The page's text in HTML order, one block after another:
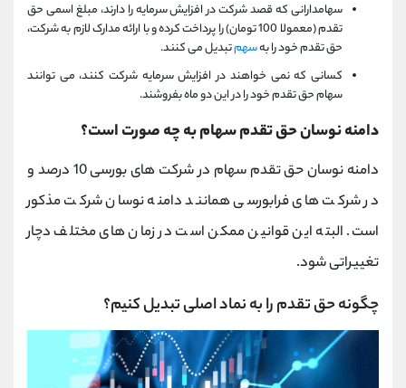
سهامدارانی که قصد شرکت در افزایش سرمایه را دارند، مبلغ اسمی حق
تقدم (معمولا 100 تومان) را پرداخت کرده و با ارائه مدارک لازم به شرکت،
حق تقدم خود را بهسهمتبدیل می کنند.
کسانی که نمی خواهند در افزایش سرمایه شرکت کنند، می توانند
سهام حق تقدم خود را در این دو ماه بفروشند.
دامنه نوسان حق تقدم سهام به چه صورت است؟
دامنه نوسان حق تقدم سهام در شرکت های بورسی 10 درصد و
در شرکت های فرابورسی همانند دامنه نوسان شرکت مذکور
است. البته این قوانین ممکن است در زمان های مختلف دچار
تغییراتی شود.
چگونه حق تقدم را به نماد اصلی تبدیل کنیم؟